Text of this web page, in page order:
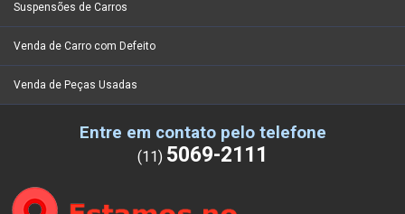
Suspensões de Carros
Venda de Carro com Defeito
Venda de Peças Usadas
Entre em contato pelo telefone
(11) 5069-2111